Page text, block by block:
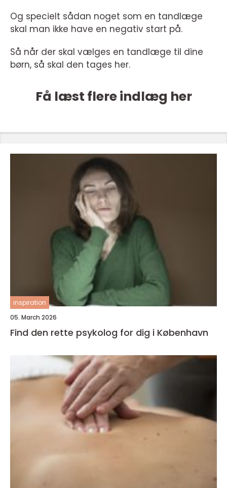
Og specielt sådan noget som en tandlæge
skal man ikke have en negativ start på.
Så når der skal vælges en tandlæge til dine
børn, så skal den tages her.
Få læst flere indlæg her
inspiration
05. March 2026
Find den rette psykolog for dig i København